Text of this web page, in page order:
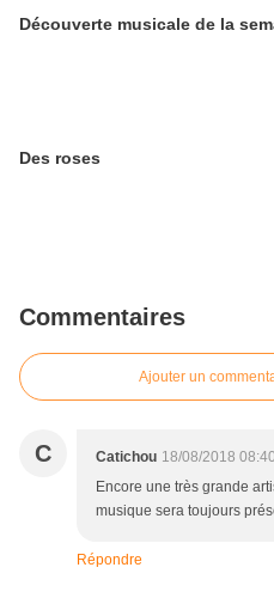
Découverte musicale de la
Des roses
Commentaires
Ajouter un
C Catichou 18/08/2018 08:40
Encore une très grande
musique sera toujours
Répondre